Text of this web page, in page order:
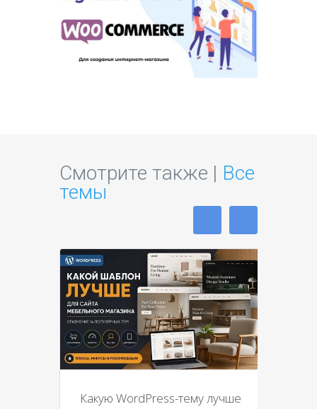
Смотрите также | Все
темы
Какую WordPress-тему лучше